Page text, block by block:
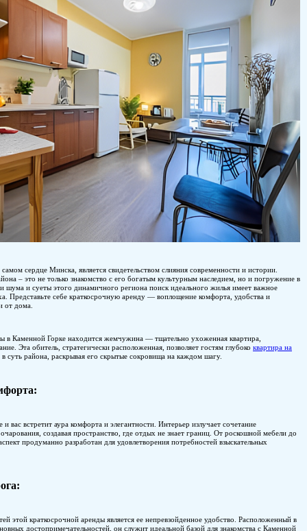
Каменная Горка, расположенная в самом сердце Минска,
Посещение этого оживленного района – это не только
его оживленную атмосферу. Среди шума и суеты этого
значение для полноценного отдыха. Представьте себе
В авангарде краткосрочной аренды в Каменной Горке
обещающая незабываемое пребывание. Эта обитель,
сутки каменная горкапроникнуть в суть района, раскрывая
Войдите в свое временное жилище и вас встретит аура
современной эстетики и уютного очарования, создавая
современных удобств — каждый аспект продуманно
Одной из выдающихся особенностей этой краткосрочной
непосредственной близости от основных